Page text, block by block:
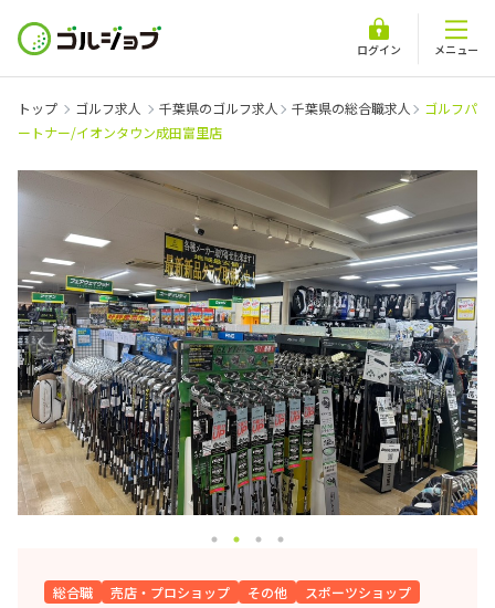
ログイン メニュー
トップ ゴルフ求人 千葉県のゴルフ求人 千葉県の総合職求人
ゴルフパ
ートナー/イオンタウン成田富里店
総合職 売店・プロショップ その他 スポーツショップ